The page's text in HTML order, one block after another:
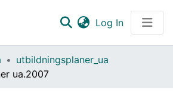
Log In(current)
utbildningsplaner_ua
ua.2007